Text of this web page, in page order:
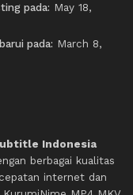
pada: May 18,
pada: March 8,
Indonesia
berbagai kualitas
internet dan